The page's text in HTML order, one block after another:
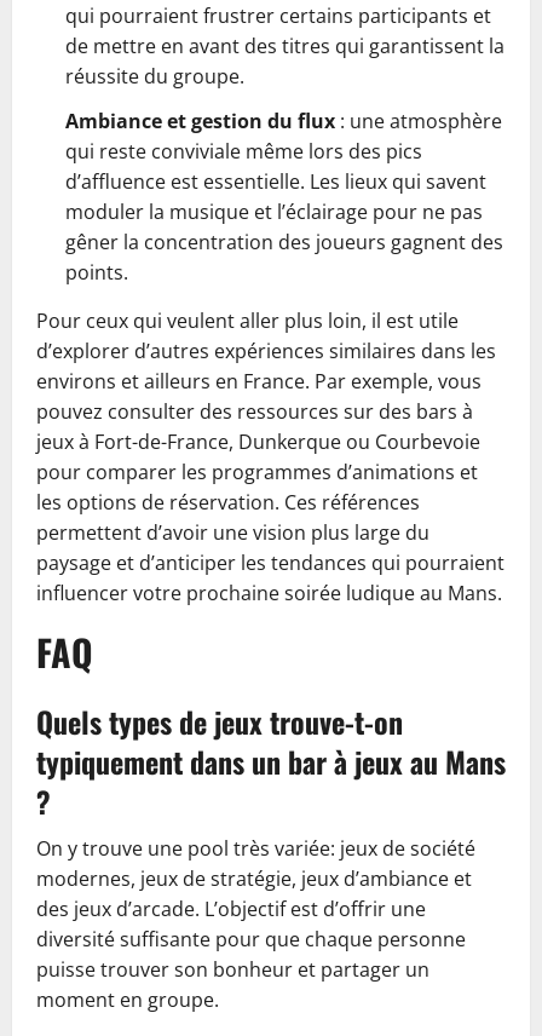
qui pourraient frustrer certains participants et
de mettre en avant des titres qui garantissent la
réussite du groupe.
Ambiance et gestion du flux : une atmosphère
qui reste conviviale même lors des pics
d’affluence est essentielle. Les lieux qui savent
moduler la musique et l’éclairage pour ne pas
gêner la concentration des joueurs gagnent des
points.
Pour ceux qui veulent aller plus loin, il est utile
d’explorer d’autres expériences similaires dans les
environs et ailleurs en France. Par exemple, vous
pouvez consulter des ressources sur des bars à
jeux à Fort-de-France, Dunkerque ou Courbevoie
pour comparer les programmes d’animations et
les options de réservation. Ces références
permettent d’avoir une vision plus large du
paysage et d’anticiper les tendances qui pourraient
influencer votre prochaine soirée ludique au Mans.
FAQ
Quels types de jeux trouve-t-on
typiquement dans un bar à jeux au Mans
?
On y trouve une pool très variée: jeux de société
modernes, jeux de stratégie, jeux d’ambiance et
des jeux d’arcade. L’objectif est d’offrir une
diversité suffisante pour que chaque personne
puisse trouver son bonheur et partager un
moment en groupe.